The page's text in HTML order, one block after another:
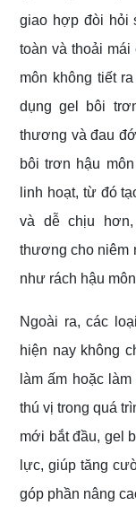
giao hợp đòi hỏi
toàn và thoải
môn không tiết
dụng gel bôi
thương và đau
bôi trơn hậu
linh hoạt, từ đó
và dễ chịu
thương cho niêm
như rách hậu
Ngoài ra, các loại
hiện nay không
làm ấm hoặc
thú vị trong quá
mới bắt đầu, gel
lực, giúp tăng
góp phần nâng